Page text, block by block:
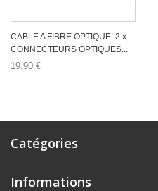
CABLE A FIBRE OPTIQUE. 2 x
CONNECTEURS OPTIQUES...
19,90 €
Catégories
Informations